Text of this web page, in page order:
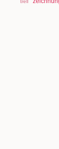
trell